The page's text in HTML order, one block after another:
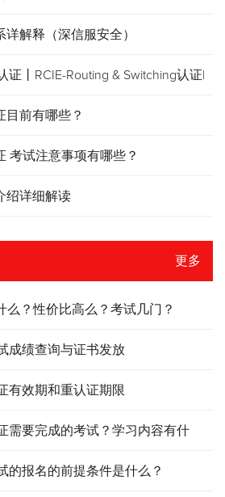
解释（深信服安全）
证丨RCIE-Routing & Switching认证|
目前有哪些？
考试注意事项有哪些？
绍详细解读
更多
么？性价比高么？考试几门？
成绩查询与证书发放
有效期和重认证期限
需要完成的考试？学习内容有什
的报名的前提条件是什么？